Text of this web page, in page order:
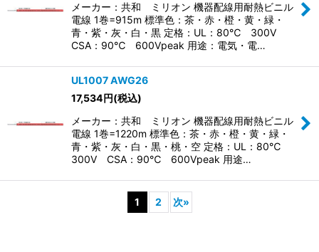
メーカー：共和 ミリオン 機器配線用耐熱ビニル
電線 1巻=915m 標準色：茶・赤・橙・黄・緑・
青・紫・灰・白・黒 定格：UL：80℃ 300V
CSA：90℃ 600Vpeak 用途：電気・電…
UL1007 AWG26
17,534円(税込)
メーカー：共和 ミリオン 機器配線用耐熱ビニル
電線 1巻=1220m 標準色：茶・赤・橙・黄・緑・
青・紫・灰・白・黒・桃・空 定格：UL：80℃
300V CSA：90℃ 600Vpeak 用途…
1 2 次»